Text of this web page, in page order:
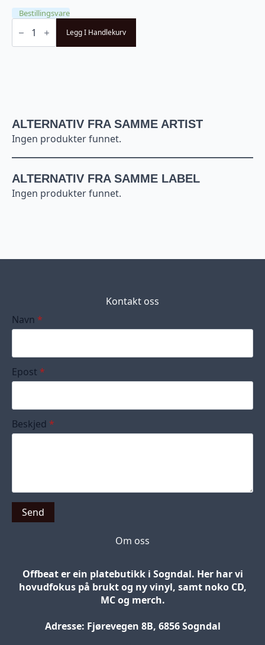
Bestillingsvare
Alfa
Mist
Amika
Place)
(LP)
antall
Legg I Handlekurv
ALTERNATIV FRA SAMME ARTIST
Ingen produkter funnet.
ALTERNATIV FRA SAMME LABEL
Ingen produkter funnet.
Kontakt oss
Navn *
Epost *
Beskjed *
Send
Om oss
Offbeat er ein platebutikk i Sogndal. Her har vi
hovudfokus på brukt og ny vinyl, samt noko CD,
MC og merch.
Adresse: Fjørevegen 8B, 6856 Sogndal